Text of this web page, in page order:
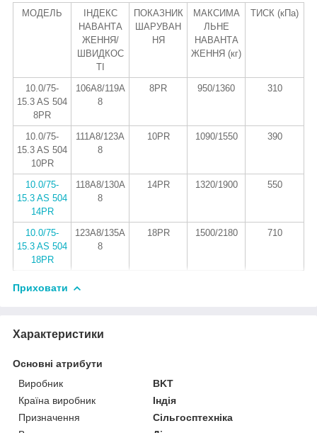
МОДЕЛЬ
ІНДЕКС
НАВАНТА
ЖЕННЯ/
ШВИДКОС
ТІ
ПОКАЗНИК
ШАРУВАН
НЯ
МАКСИМА
ЛЬНЕ
НАВАНТА
ЖЕННЯ (кг)
ТИСК (кПа)
10.0/75-
15.3 AS 504
8PR
106A8/119A
8
8PR 950/1360 310
10.0/75-
15.3 AS 504
10PR
111A8/123A
8
10PR 1090/1550 390
10.0/75-
15.3 AS 504
14PR
118A8/130A
8
14PR 1320/1900 550
10.0/75-
15.3 AS 504
18PR
123A8/135A
8
18PR 1500/2180 710
Приховати
Характеристики
Основні атрибути
Виробник
BKT
Країна виробник
Індія
Призначення
Сільгосптехніка